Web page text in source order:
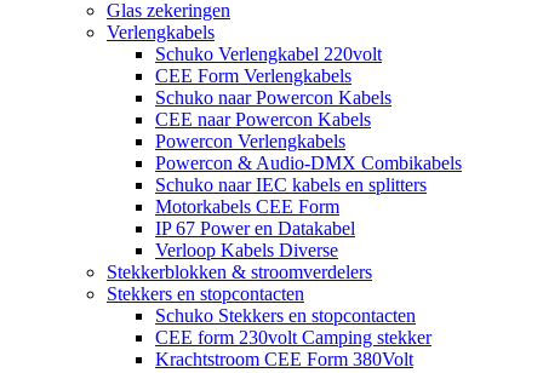
Glas zekeringen
Verlengkabels
Schuko Verlengkabel 220volt
CEE Form Verlengkabels
Schuko naar Powercon Kabels
CEE naar Powercon Kabels
Powercon Verlengkabels
Powercon & Audio-DMX Combikabels
Schuko naar IEC kabels en splitters
Motorkabels CEE Form
IP 67 Power en Datakabel
Verloop Kabels Diverse
Stekkerblokken & stroomverdelers
Stekkers en stopcontacten
Schuko Stekkers en stopcontacten
CEE form 230volt Camping stekker
Krachtstroom CEE Form 380Volt